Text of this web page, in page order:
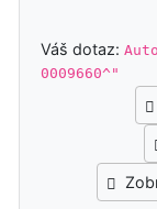
Váš dotaz:
0009660^"